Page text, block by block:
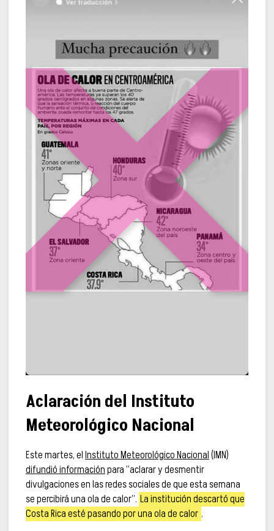
Aclaración del Instituto
Meteorológico Nacional
Este martes, elInstituto Meteorológico Nacional(IMN)
difundió informaciónpara “aclarar y desmentir
divulgaciones en las redes sociales de que esta semana
se percibirá una ola de calor”. La institución descartó que
Costa Rica esté pasando por una ola de calor .